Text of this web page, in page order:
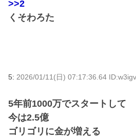
>>2
くそわろた
5: 2026/01/11(日) 07:17:36.64
5年前1000万でスタートして
今は2.5億
ゴリゴリに金が増える